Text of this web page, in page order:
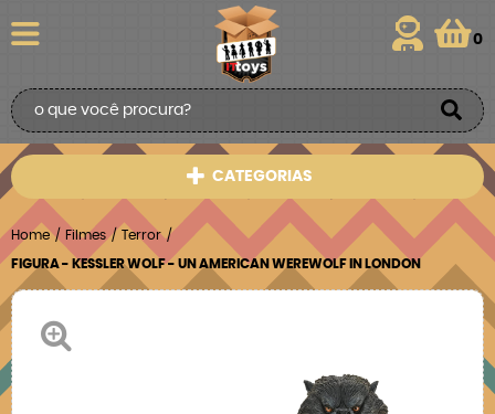
0
CATEGORIAS
Home Filmes Terror
FIGURA - KESSLER WOLF - UN AMERICAN WEREWOLF IN LONDON